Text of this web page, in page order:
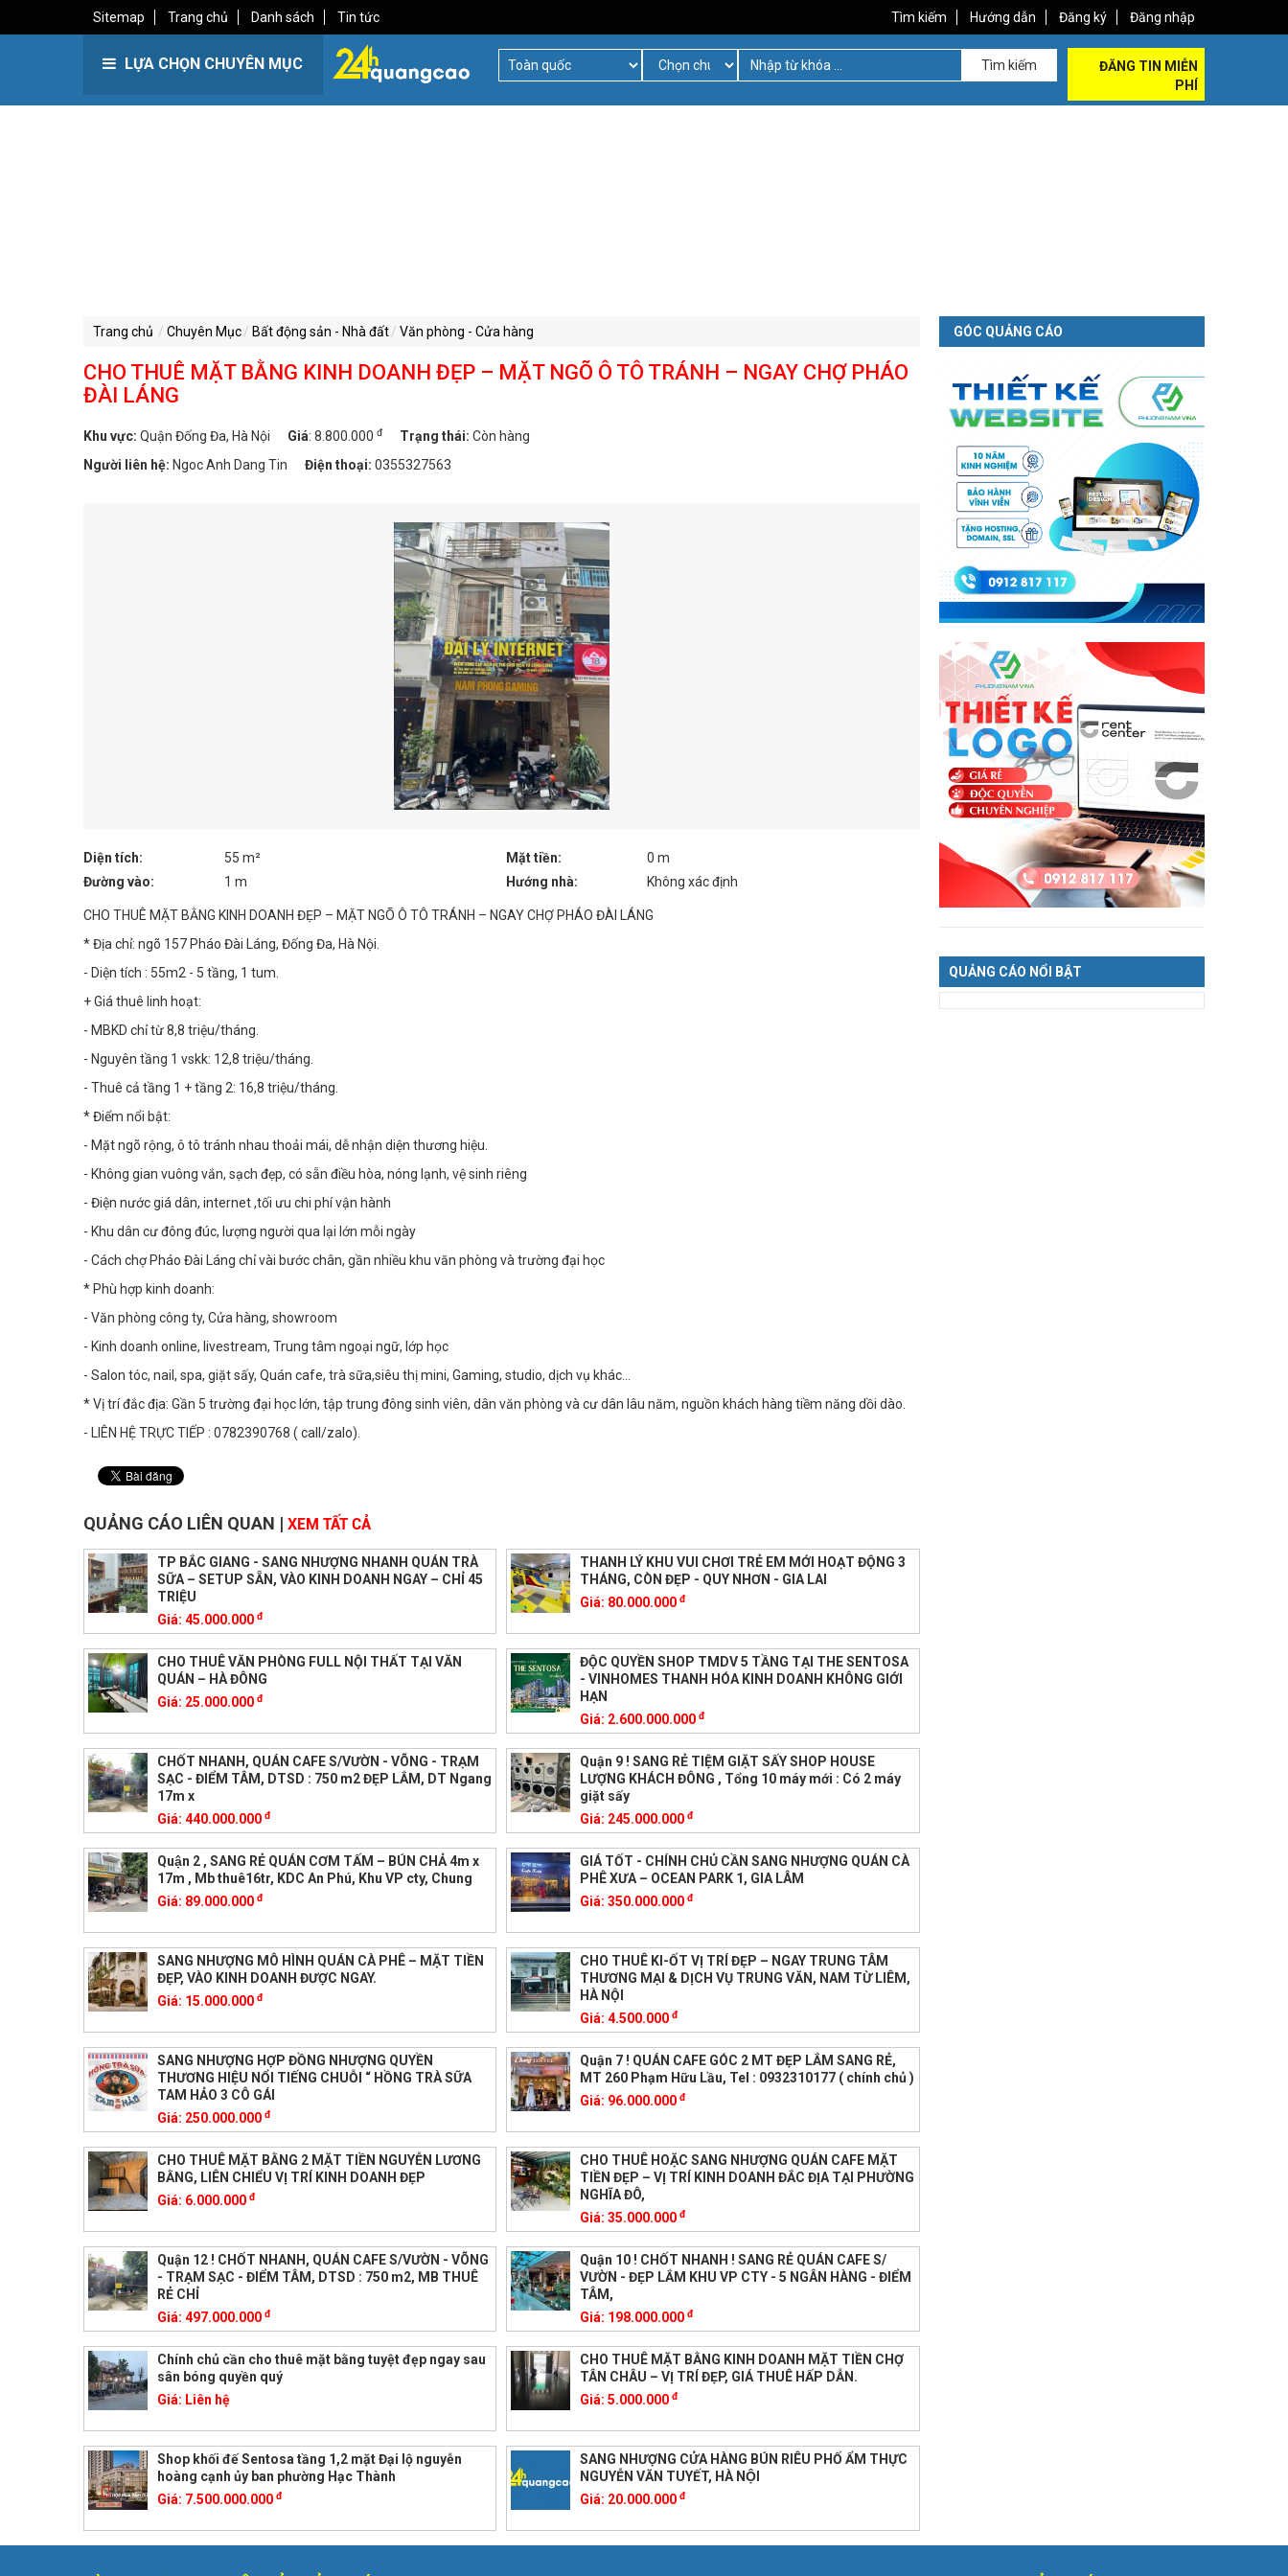
Sitemap Trang chủ Danh sách Tin tức Tìm kiếm Hướng dẫn Đăng ký Đăng nhập
LỰA CHỌN CHUYÊN MỤC Tìm kiếm
ĐĂNG TIN MIỄN
PHÍ
Trang chủ Chuyên Mục Bất động sản - Nhà đất Văn phòng - Cửa hàng
CHO THUÊ MẶT BẰNG KINH DOANH ĐẸP – MẶT NGÕ Ô TÔ TRÁNH – NGAY CHỢ PHÁO
ĐÀI LÁNG
Khu vực: Quận Đống Đa, Hà Nội Giá: 8.800.000 đ Trạng thái: Còn hàng
Người liên hệ: Ngoc Anh Dang Tin Điện thoại: 0355327563
Diện tích: 55 m² Mặt tiền:
0 m
Đường vào:
1 m Hướng nhà: Không xác định
CHO THUÊ MẶT BẰNG KINH DOANH ĐẸP – MẶT NGÕ Ô TÔ TRÁNH – NGAY CHỢ PHÁO ĐÀI LÁNG
* Địa chỉ: ngõ 157 Pháo Đài Láng, Đống Đa, Hà Nội.
- Diện tích : 55m2 - 5 tầng, 1 tum.
+ Giá thuê linh hoạt:
- MBKD chỉ từ 8,8 triệu/tháng.
- Nguyên tầng 1 vskk: 12,8 triệu/tháng.
- Thuê cả tầng 1 + tầng 2: 16,8 triệu/tháng.
* Điểm nổi bật:
- Mặt ngõ rộng, ô tô tránh nhau thoải mái, dễ nhận diện thương hiệu.
- Không gian vuông vắn, sạch đẹp, có sẵn điều hòa, nóng lạnh, vệ sinh riêng
- Điện nước giá dân, internet ,tối ưu chi phí vận hành
- Khu dân cư đông đúc, lượng người qua lại lớn mỗi ngày
- Cách chợ Pháo Đài Láng chỉ vài bước chân, gần nhiều khu văn phòng và trường đại học
* Phù hợp kinh doanh:
- Văn phòng công ty, Cửa hàng, showroom
- Kinh doanh online, livestream, Trung tâm ngoại ngữ, lớp học
- Salon tóc, nail, spa, giặt sấy, Quán cafe, trà sữa,siêu thị mini, Gaming, studio, dịch vụ khác…
* Vị trí đắc địa: Gần 5 trường đại học lớn, tập trung đông sinh viên, dân văn phòng và cư dân lâu năm, nguồn khách hàng tiềm năng dồi dào.
- LIÊN HỆ TRỰC TIẾP : 0782390768 ( call/zalo).
QUẢNG CÁO LIÊN QUAN | XEM TẤT CẢ
TP BẮC GIANG - SANG NHƯỢNG NHANH QUÁN TRÀ
SỮA – SETUP SẴN, VÀO KINH DOANH NGAY – CHỈ 45
TRIỆU
Giá: 45.000.000 đ
THANH LÝ KHU VUI CHƠI TRẺ EM MỚI HOẠT ĐỘNG 3
THÁNG, CÒN ĐẸP - QUY NHƠN - GIA LAI
Giá: 80.000.000đ
CHO THUÊ VĂN PHÒNG FULL NỘI THẤT TẠI VĂN
QUÁN – HÀ ĐÔNG
Giá: 25.000.000 đ
ĐỘC QUYỀN SHOP TMDV 5 TẦNG TẠI THE SENTOSA
- VINHOMES THANH HÓA KINH DOANH KHÔNG GIỚI
HẠN
Giá: 2.600.000.000đ
CHỐT NHANH, QUÁN CAFE S/VƯỜN - VÕNG - TRẠM
SẠC - ĐIỂM TÂM, DTSD : 750 m2 ĐẸP LẮM, DT Ngang
17m x
Giá: 440.000.000 đ
Quận 9 ! SANG RẺ TIỆM GIẶT SẤY SHOP HOUSE
LƯỢNG KHÁCH ĐÔNG , Tổng 10 máy mới : Có 2 máy
giặt sấy
Giá: 245.000.000đ
Quận 2 , SANG RẺ QUÁN CƠM TẤM – BÚN CHẢ 4m x
17m , Mb thuê16tr, KDC An Phú, Khu VP cty, Chung
Giá: 89.000.000 đ
GIÁ TỐT - CHÍNH CHỦ CẦN SANG NHƯỢNG QUÁN CÀ
PHÊ XƯA – OCEAN PARK 1, GIA LÂM
Giá:350.000.000đ
SANG NHƯỢNG MÔ HÌNH QUÁN CÀ PHÊ – MẶT TIỀN
ĐẸP, VÀO KINH DOANH ĐƯỢC NGAY.
Giá: 15.000.000 đ
CHO THUÊ KI-ỐT VỊ TRÍ ĐẸP – NGAY TRUNG TÂM
THƯƠNG MẠI & DỊCH VỤ TRUNG VĂN, NAM TỪ LIÊM,
HÀ NỘI
Giá:4.500.000đ
SANG NHƯỢNG HỢP ĐỒNG NHƯỢNG QUYỀN
THƯƠNG HIỆU NỔI TIẾNG CHUỖI “ HỒNG TRÀ SỮA
TAM HẢO 3 CÔ GÁI
Giá: 250.000.000 đ
Quận 7 ! QUÁN CAFE GÓC 2 MT ĐẸP LẮM SANG RẺ,
MT 260 Phạm Hữu Lầu, Tel : 0932310177 ( chính chủ )
Giá: 96.000.000đ
CHO THUÊ MẶT BẰNG 2 MẶT TIỀN NGUYỄN LƯƠNG
BẰNG, LIÊN CHIỂU VỊ TRÍ KINH DOANH ĐẸP
Giá: 6.000.000 đ
CHO THUÊ HOẶC SANG NHƯỢNG QUÁN CAFE MẶT
TIỀN ĐẸP – VỊ TRÍ KINH DOANH ĐẮC ĐỊA TẠI PHƯỜNG
NGHĨA ĐÔ,
Giá:35.000.000đ
Quận 12 ! CHỐT NHANH, QUÁN CAFE S/VƯỜN - VÕNG
- TRẠM SẠC - ĐIỂM TÂM, DTSD : 750 m2, MB THUÊ
RẺ CHỈ
Giá: 497.000.000 đ
Quận 10 ! CHỐT NHANH ! SANG RẺ QUÁN CAFE S/
VƯỜN - ĐẸP LẮM KHU VP CTY - 5 NGÂN HÀNG - ĐIỂM
TÂM,
Giá: 198.000.000đ
Chính chủ cần cho thuê mặt bằng tuyệt đẹp ngay sau
sân bóng quyền quý
Giá: Liên hệ
CHO THUÊ MẶT BẰNG KINH DOANH MẶT TIỀN CHỢ
TÂN CHÂU – VỊ TRÍ ĐẸP, GIÁ THUÊ HẤP DẪN.
Giá:5.000.000đ
Shop khối đế Sentosa tầng 1,2 mặt Đại lộ nguyễn
hoàng cạnh ủy ban phường Hạc Thành
Giá: 7.500.000.000 đ
SANG NHƯỢNG CỬA HÀNG BÚN RIÊU PHỐ ẨM THỰC
NGUYỄN VĂN TUYẾT, HÀ NỘI
Giá: 20.000.000đ
GÓC QUẢNG CÁO
QUẢNG CÁO NỔI BẬT